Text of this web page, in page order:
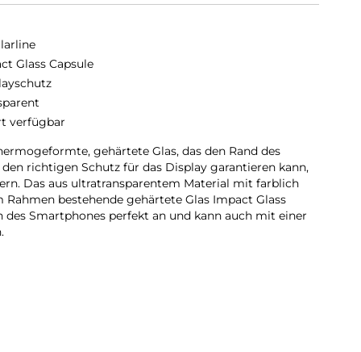
Glass Capsule
verfügbar
gehärtete Glas, das den Rand des
richtigen Schutz für das Display garantieren kann,
Das aus ultratransparentem Material mit farblich
bestehende gehärtete Glas Impact Glass
des Smartphones perfekt an und kann auch mit einer